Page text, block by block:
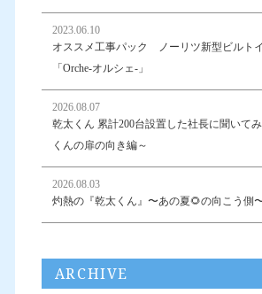
2023.06.10
オススメ工事パック ノーリツ新型ビルト
「Orche-オルシェ-」
2026.08.07
乾太くん 累計200台設置した社長に聞いて
くんの扉の向き編～
2026.08.03
灼熱の『乾太くん』〜あの夏🌻の向こう側
ARCHIVE